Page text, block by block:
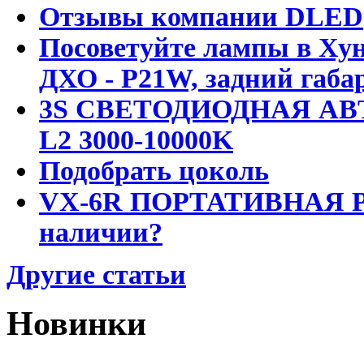
Отзывы компании DLED
Посоветуйте лампы в
ДХО - P21W, задний
3S СВЕТОДИОДНАЯ
L2 3000-10000K
Подобрать цоколь
VX-6R ПОРТАТИВНАЯ
наличии?
Другие статьи
Новинки